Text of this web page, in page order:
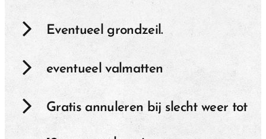
Eventueel grondzeil.
eventueel valmatten
Gratis annuleren bij slecht weer tot